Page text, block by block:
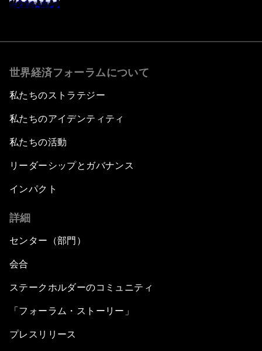
世界経済フォーラムについて
私たちのストラテジー
私たちのアイデンティティ
私たちの活動
リーダーシップとガバナンス
インパクト
詳細
センター（部門）
会合
ステークホルダーのコミュニティ
「フォーラム・ストーリー」
プレスリリース